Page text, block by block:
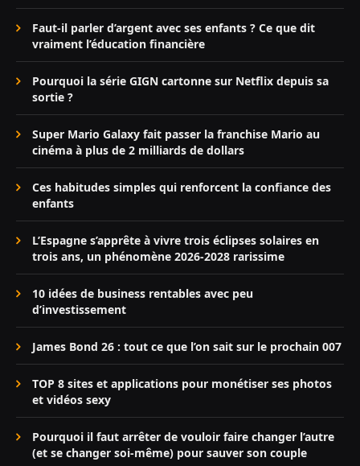
Faut-il parler d’argent avec ses enfants ? Ce que dit
vraiment l’éducation financière
Pourquoi la série GIGN cartonne sur Netflix depuis sa
sortie ?
Super Mario Galaxy fait passer la franchise Mario au
cinéma à plus de 2 milliards de dollars
Ces habitudes simples qui renforcent la confiance des
enfants
L’Espagne s’apprête à vivre trois éclipses solaires en
trois ans, un phénomène 2026-2028 rarissime
10 idées de business rentables avec peu
d’investissement
James Bond 26 : tout ce que l’on sait sur le prochain 007
TOP 8 sites et applications pour monétiser ses photos
et vidéos sexy
Pourquoi il faut arrêter de vouloir faire changer l’autre
(et se changer soi-même) pour sauver son couple